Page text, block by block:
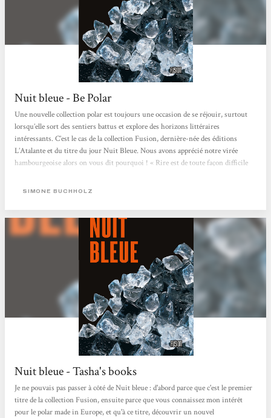
Nuit bleue - Be Polar
Une nouvelle collection polar est toujours une occasion de se réjouir, surtout
lorsqu’elle sort des sentiers battus et explore des horizons littéraires
intéressants. C’est le cas de la collection Fusion, dernière-née des éditions
L’Atalante et du titre du jour Nuit Bleue. Nous avons apprécié notre virée
hambourgeoise alors on vous dit pourquoi ! « Rire est de toute façon difficile
la ville de Hambourg, personnage à part entière de ce polar gris et parfois
SIMONE BUCHHOLZ
Nuit bleue - Tasha's books
Je ne pouvais pas passer à côté de Nuit bleue : d'abord parce que c'est le premier
titre de la collection Fusion, ensuite parce que vous connaissez mon intérêt
pour le polar made in Europe, et qu'à ce titre, découvrir un nouvel